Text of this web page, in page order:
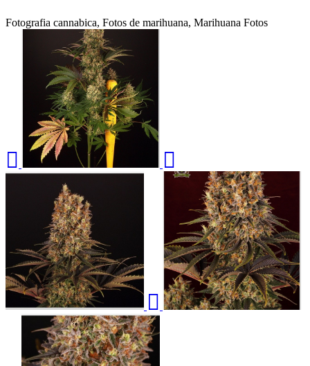
Fotografia cannabica, Fotos de marihuana, Marihuana Fotos